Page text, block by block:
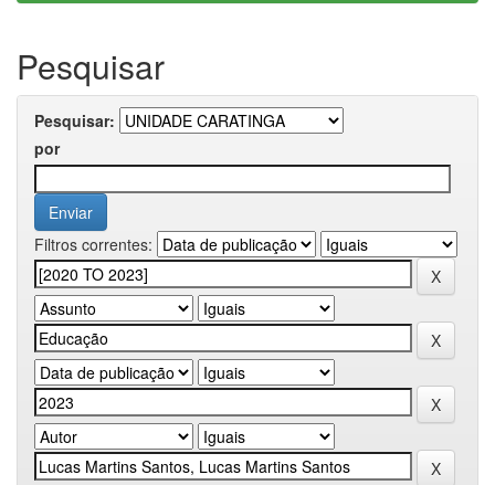
Pesquisar
Pesquisar:
por
Filtros correntes: